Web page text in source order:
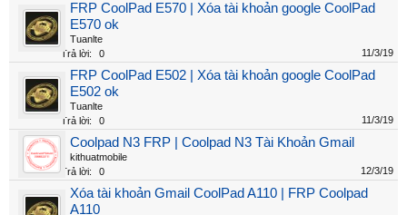
FRP CoolPad E570 | Xóa tài khoản google CoolPad
E570 ok
Tuanlte
Trả lời:
0 11/3/19
FRP CoolPad E502 | Xóa tài khoản google CoolPad
E502 ok
Tuanlte
Trả lời:
0 11/3/19
Coolpad N3 FRP | Coolpad N3 Tài Khoản Gmail
kithuatmobile
Trả lời:
0 12/3/19
Xóa tài khoản Gmail CoolPad A110 | FRP Coolpad
A110